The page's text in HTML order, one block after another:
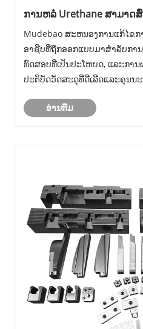
ການຫລໍ່ Urethane ສາມາດ
ແລະມີຄຸນນະພາບສູງແນວໃດ
ໄຫມ
Mudebao ສະຫນອງການແກ້ໄຂ
ອາຊີບທີ່ຖືກອອກແບບມາສໍາລັບກາ
ທົດສອບທີ່ເປັນປະໂຫຍດ, ແລະກາ
ປະຕິບັດວັດສະດຸທີ່ດີເລີດແລະຄຸນນ
ຫລໍ່ urethane ໄດ້ກາຍເປັນທາງເລື
ອ່ານ​ຕື່ມ